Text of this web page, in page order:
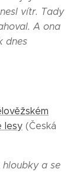
vítr. Tady
A ona
dnes
lesy (Česká
a se